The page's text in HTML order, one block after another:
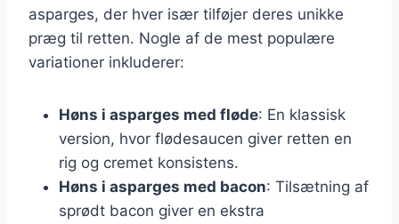
asparges, der hver især tilføjer deres unikke
præg til retten. Nogle af de mest populære
variationer inkluderer:
Høns i asparges med fløde: En klassisk
version, hvor flødesaucen giver retten en
rig og cremet konsistens.
Høns i asparges med bacon: Tilsætning af
sprødt bacon giver en ekstra